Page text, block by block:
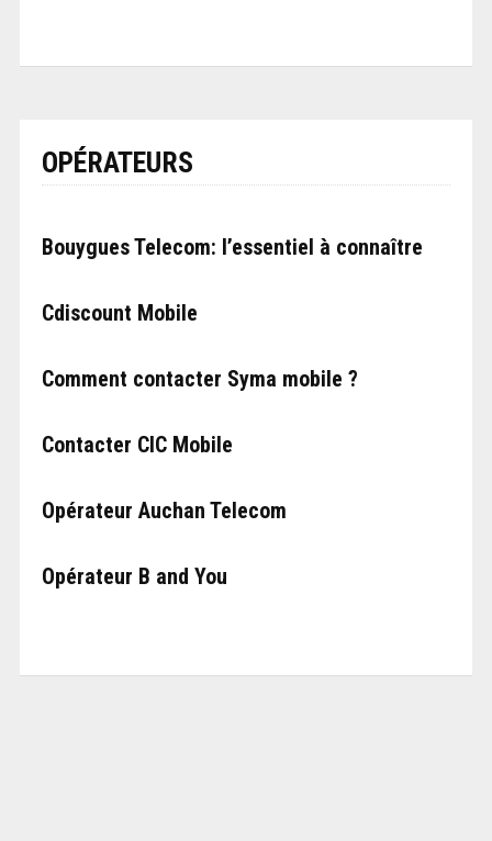
OPÉRATEURS
Bouygues Telecom: l’essentiel à connaître
Cdiscount Mobile
Comment contacter Syma mobile ?
Contacter CIC Mobile
Opérateur Auchan Telecom
Opérateur B and You